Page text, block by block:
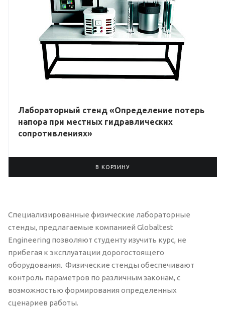
Лабораторный стенд «Определение потерь
напора при местных гидравлических
сопротивлениях»
В КОРЗИНУ
Специализированные физические лабораторные
стенды, предлагаемые компанией Globaltest
Engineering позволяют студенту изучить курс, не
прибегая к эксплуатации дорогостоящего
оборудования. Физические стенды обеспечивают
контроль параметров по различным законам, с
возможностью формирования определенных
сценариев работы.